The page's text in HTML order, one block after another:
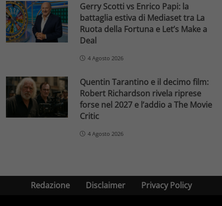
Gerry Scotti vs Enrico Papi: la
battaglia estiva di Mediaset tra La
Ruota della Fortuna e Let’s Make a
Deal
4 Agosto 2026
Quentin Tarantino e il decimo film:
Robert Richardson rivela riprese
forse nel 2027 e l’addio a The Movie
Critic
4 Agosto 2026
Redazione Disclaimer Privacy Policy